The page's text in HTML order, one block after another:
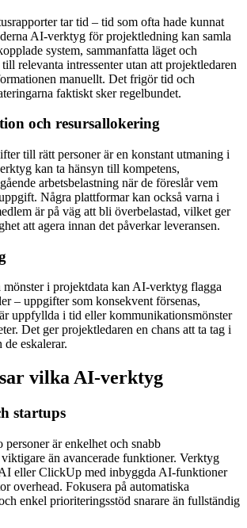
tar tid – tid som ofta hade kunnat
AI-verktyg för projektledning kan samla
system, sammanfatta läget och
relevanta intressenter utan att projektledaren
manuellt. Det frigör tid och
faktiskt sker regelbundet.
och resursallokering
till rätt personer är en konstant utmaning i
kan ta hänsyn till kompetens,
arbetsbelastning när de föreslår vem
Några plattformar kan också varna i
är på väg att bli överbelastad, vilket ger
att agera innan det påverkar leveransen.
mönster i projektdata kan AI-verktyg flagga
– uppgifter som konsekvent försenas,
uppfyllda i tid eller kommunikationsmönster
Det ger projektledaren en chans att ta tag i
eskalerar.
vilka AI-verktyg
startups
personer är enkelhet och snabb
än avancerade funktioner. Verktyg
eller ClickUp med inbyggda AI-funktioner
overhead. Fokusera på automatiska
enkel prioriteringsstöd snarare än fullständig